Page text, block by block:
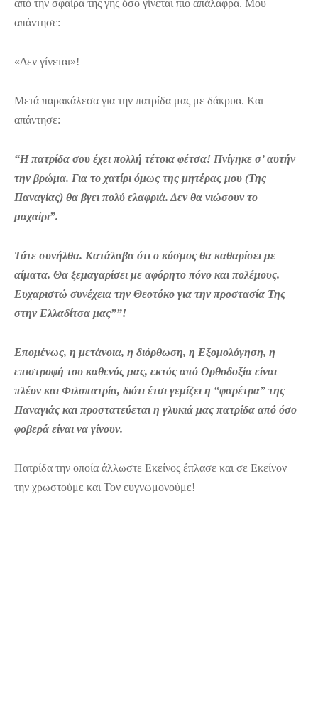
από την σφαίρα της γης όσο γίνεται πιο απάλαφρα. Μου
απάντησε:
«Δεν γίνεται»!
Μετά παρακάλεσα για την πατρίδα μας με δάκρυα. Και
απάντησε:
“Η πατρίδα σου έχει πολλή τέτοια φέτσα! Πνίγηκε σ’ αυτήν
την βρώμα. Για το χατίρι όμως της μητέρας μου (Της
Παναγίας) θα βγει πολύ ελαφριά. Δεν θα νιώσουν το
μαχαίρι”.
Τότε συνήλθα. Κατάλαβα ότι ο κόσμος θα καθαρίσει με
αίματα. Θα ξεμαγαρίσει με αφόρητο πόνο και πολέμους.
Ευχαριστώ συνέχεια την Θεοτόκο για την προστασία Της
στην Ελλαδίτσα μας””!
Επομένως, η μετάνοια, η διόρθωση, η Εξομολόγηση, η
επιστροφή του καθενός μας, εκτός από Ορθοδοξία είναι
πλέον και Φιλοπατρία, διότι έτσι γεμίζει η “φαρέτρα” της
Παναγιάς και προστατεύεται η γλυκιά μας πατρίδα από όσο
φοβερά είναι να γίνουν.
Πατρίδα την οποία άλλωστε Εκείνος έπλασε και σε Εκείνον
την χρωστούμε και Τον ευγνωμονούμε!